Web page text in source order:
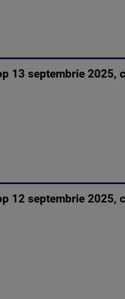
13 septembrie 2025,
12 septembrie 2025,